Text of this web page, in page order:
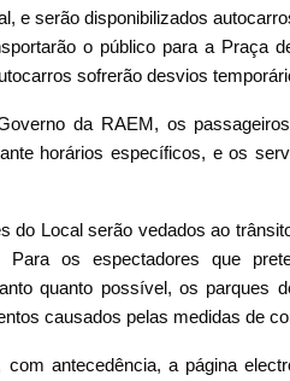
e serão disponibilizados
o público para a Praça
sofrerão desvios
da RAEM, os
horários específicos, e os
do Local serão vedados ao
Para os espectadores que
quanto possível, os parques
causados pelas medidas de
antecedência, a página